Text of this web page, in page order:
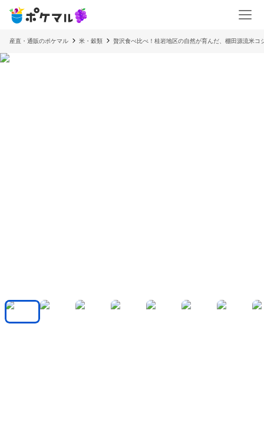
産直・通販のポケマル 米・穀類 贅沢食べ比べ！桂岩地区の自然が育んだ、棚田源流米コ